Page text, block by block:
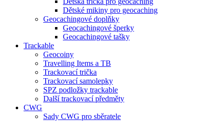
Dětské mikiny pro geocaching
Geocachingové doplňky
Geocachingové šperky
Geocachingové tašky
Trackable
Geocoiny
Travelling Items a TB
Trackovací trička
Trackovací samolepky
SPZ podložky trackable
Další trackovací předměty
CWG
Sady CWG pro sběratele